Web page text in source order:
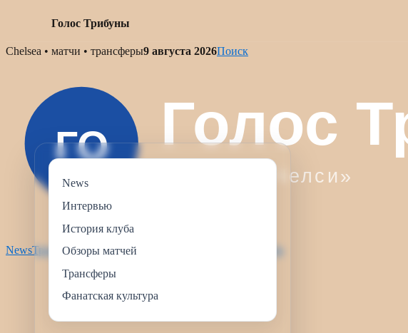
Голос Трибуны
Skip
Chelsea • матчи • трансферы9 августа 2026Поиск
NewsТрансферыИнтервью История клуба
News
Интервью
История клуба
Обзоры матчей
Трансферы
Фанатская культура